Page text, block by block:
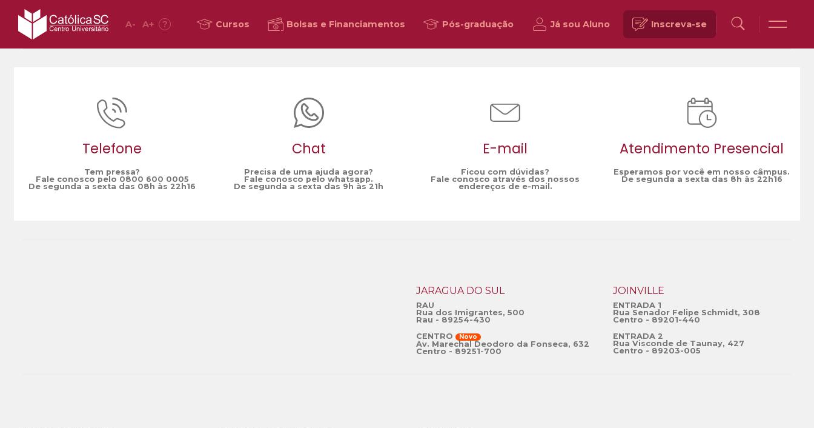
A- A+ ? Cursos Bolsas e Financiamentos Pós-graduação Já sou Aluno Inscreva-se
Home NPS
Telefone
Tem pressa?
Fale conosco pelo 0800 600 0005
De segunda a sexta das 08h às 22h16
Chat
Precisa de uma ajuda agora?
Fale conosco pelo whatsapp.
De segunda a sexta das 9h às 21h
E-mail
Ficou com dúvidas?
Fale conosco através dos nossos
endereços de e-mail.
Atendimento Presencial
Esperamos por você em nosso câmpus.
De segunda a sexta das 8h às 22h16
JARAGUÁ DO SUL
RAU
Rua dos Imigrantes, 500
Rau - 89254-430
CENTRO
Novo
Av. Marechal Deodoro da Fonseca, 632
Centro - 89251-700
JOINVILLE
ENTRADA 1
Rua Senador Felipe Schmidt, 308
Centro - 89201-440
ENTRADA 2
Rua Visconde de Taunay, 427
Centro - 89203-005